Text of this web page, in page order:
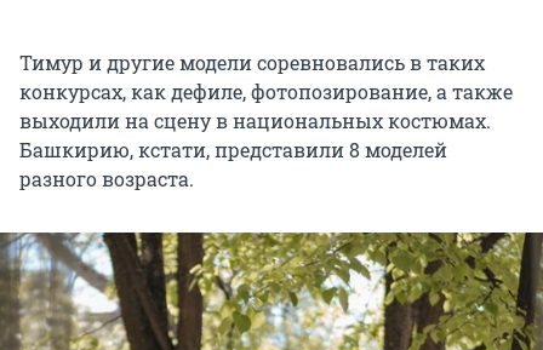
Тимур и другие модели соревновались в таких
конкурсах, как дефиле, фотопозирование, а также
выходили на сцену в национальных костюмах.
Башкирию, кстати, представили8 моделей
разного возраста.